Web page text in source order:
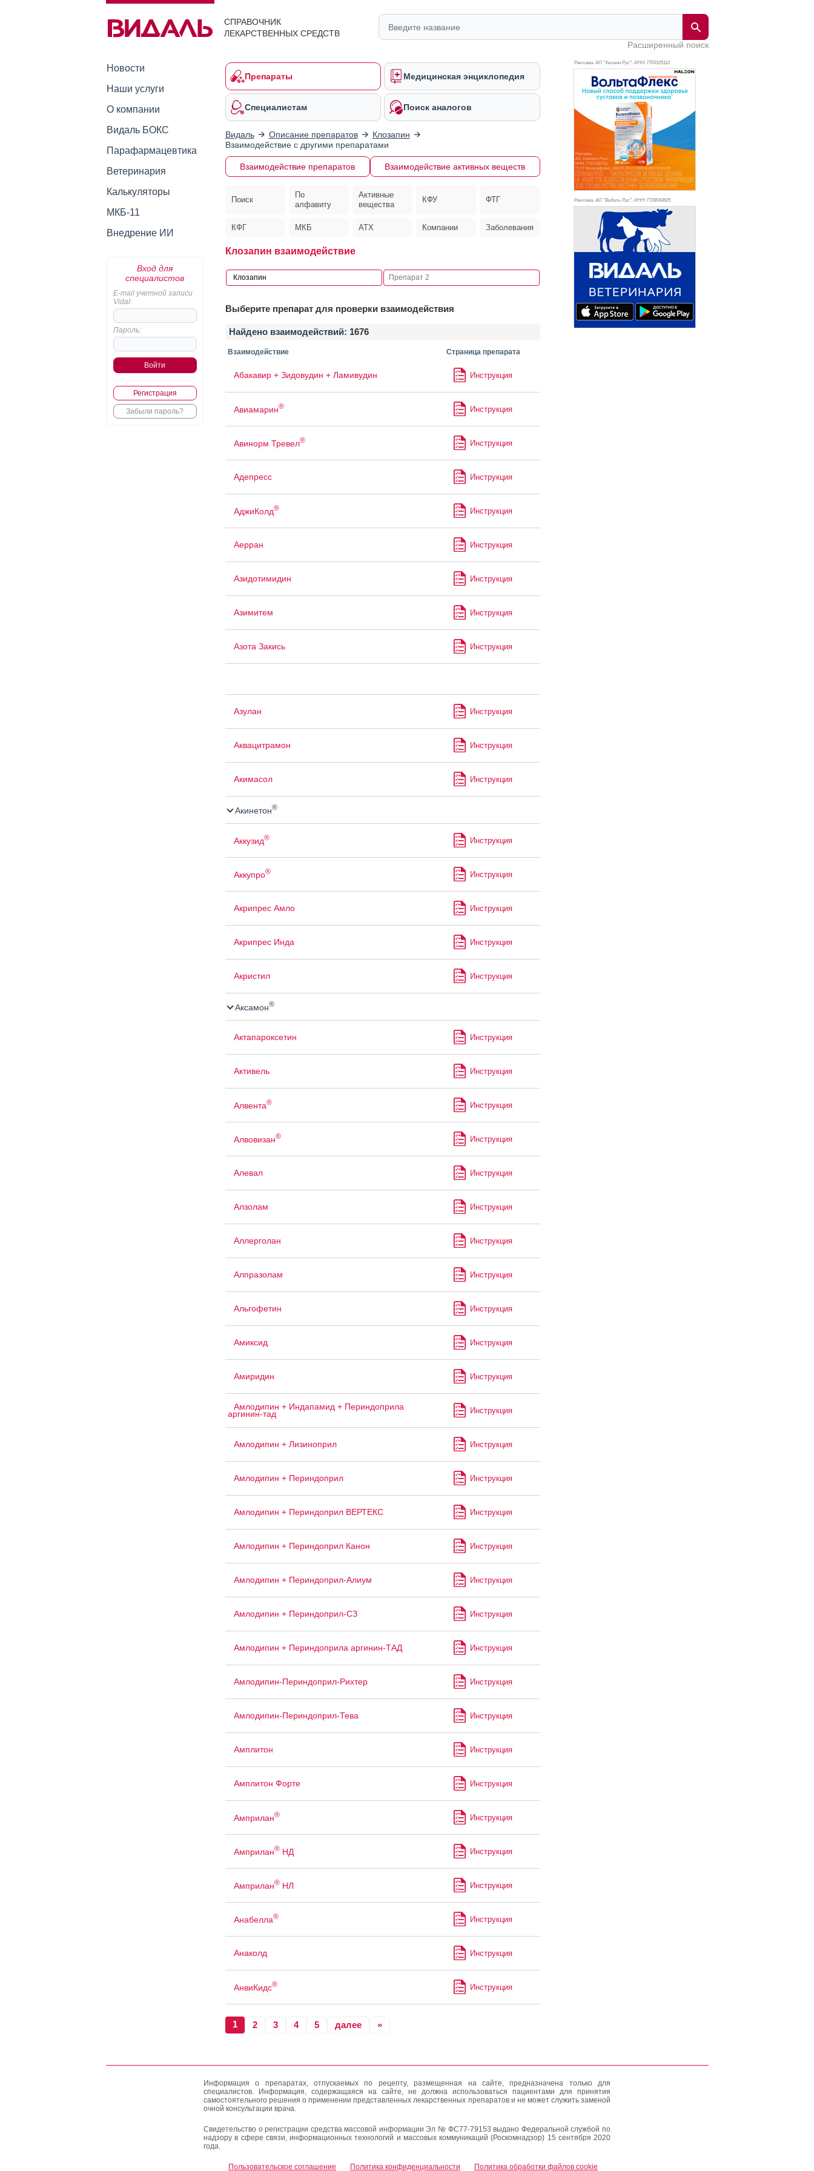
СПРАВОЧНИК
ЛЕКАРСТВЕННЫХ СРЕДСТВ
Расширенный поиск
Новости
Наши услуги
О компании
Видаль БОКС
Парафармацевтика
Ветеринария
Калькуляторы
МКБ-11
Внедрение ИИ
Вход для
специалистов
E-mail учетной записи
Vidal:
Пароль:
Регистрация
Забыли пароль?
Препараты Медицинская энциклопедия
Специалистам Поиск аналогов
Видаль Описание препаратов
Клозапин
Взаимодействие с другими препаратами
Взаимодействие препаратов Взаимодействие активных веществ
Поиск
По
алфавиту
Активные
вещества
КФУ ФТГ
КФГ МКБ АТХ Компании Заболевания
Клозапин взаимодействие
Выберите препарат для проверки взаимодействия
Найдено взаимодействий: 1676
Взаимодействие Страница препарата
Абакавир + Зидовудин + Ламивудин Инструкция
Авиамарин® Инструкция
Авинорм Тревел® Инструкция
Адепресс Инструкция
АджиКолд® Инструкция
Аерран Инструкция
Азидотимидин Инструкция
Азимитем Инструкция
Азота Закись Инструкция
Азулан Инструкция
Аквацитрамон Инструкция
Акимасол Инструкция
Акинетон®
Аккузид® Инструкция
Аккупро® Инструкция
Акрипрес Амло Инструкция
Акрипрес Инда Инструкция
Акристил Инструкция
Аксамон®
Актапароксетин Инструкция
Активель Инструкция
Алвента® Инструкция
Алвовизан® Инструкция
Алевал Инструкция
Алзолам Инструкция
Аллерголан Инструкция
Алпразолам Инструкция
Альгофетин Инструкция
Амиксид Инструкция
Амиридин Инструкция
Амлодипин + Индапамид + Периндоприла
аргинин-тад Инструкция
Амлодипин + Лизиноприл Инструкция
Амлодипин + Периндоприл Инструкция
Амлодипин + Периндоприл ВЕРТЕКС Инструкция
Амлодипин + Периндоприл Канон Инструкция
Амлодипин + Периндоприл-Алиум Инструкция
Амлодипин + Периндоприл-СЗ Инструкция
Амлодипин + Периндоприла аргинин-ТАД Инструкция
Амлодипин-Периндоприл-Рихтер Инструкция
Амлодипин-Периндоприл-Тева Инструкция
Амплитон Инструкция
Амплитон Форте Инструкция
Амприлан® Инструкция
Амприлан®НД Инструкция
Амприлан®НЛ Инструкция
Анабелла® Инструкция
Анаколд Инструкция
АнвиКидс® Инструкция
1 2 3 4 5 далее »
Реклама. АО "Хелеон Рус", ИНН 7703105112
Реклама. АО "Видаль Рус", ИНН 7728043605
Информация о препаратах, отпускаемых по рецепту, размещенная на сайте, предназначена только для
специалистов. Информация, содержащаяся на сайте, не должна использоваться пациентами для принятия
самостоятельного решения о применении представленных лекарственных препаратов и не может служить заменой
очной консультации врача.
Свидетельство о регистрации средства массовой информации Эл № ФС77-79153 выдано Федеральной службой по
надзору в сфере связи, информационных технологий и массовых коммуникаций (Роскомнадзор) 15 сентября 2020
года.
Пользовательское соглашение Политика конфиденциальности Политика обработки файлов cookie